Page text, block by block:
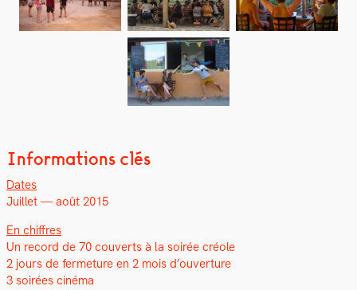
Informations clés
Dates
Juil­let — août 2015
En chiffres
Un record de 70 cou­verts à la soirée créole
2 jours de fer­me­ture en 2 mois d’ouverture
3 soirées ciné­ma